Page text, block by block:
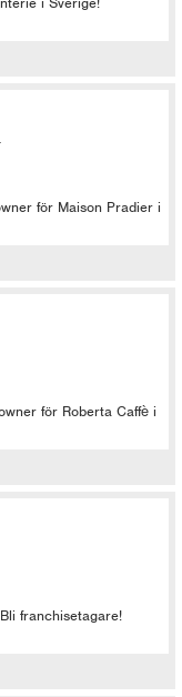
för Maison Pradier i
för Roberta Caffè i
franchisetagare!